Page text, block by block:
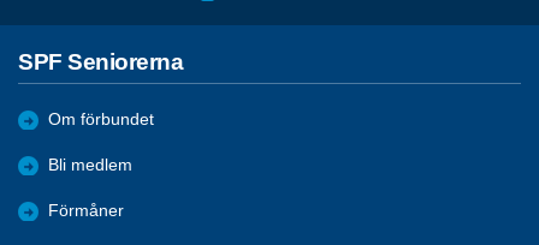
SPF Seniorerna
Om förbundet
Bli medlem
Förmåner